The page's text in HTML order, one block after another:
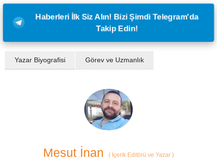
Haberleri İlk Siz Alın! Bizi Şimdi Telegram'da
Takip Edin!
Yazar Biyografisi Görev ve Uzmanlık
Mesut İnan ( İçerik Editörü ve Yazar )